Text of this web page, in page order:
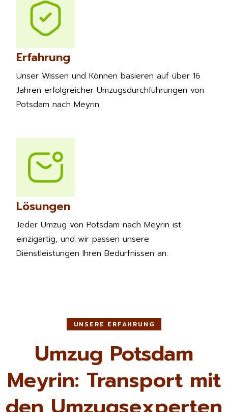
Erfahrung
Unser Wissen und Können basieren auf über 16
Jahren erfolgreicher Umzugsdurchführungen von
Potsdam nach Meyrin.
Lösungen
Jeder Umzug von Potsdam nach Meyrin ist
einzigartig, und wir passen unsere
Dienstleistungen Ihren Bedürfnissen an.
UNSERE ERFAHRUNG
Umzug Potsdam
Meyrin: Transport mit